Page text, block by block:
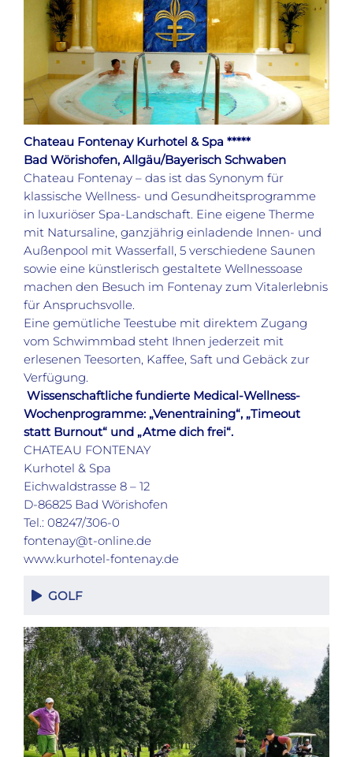
Chateau Fontenay Kurhotel & Spa *****
Bad Wörishofen, Allgäu/Bayerisch Schwaben
Chateau Fontenay – das ist das Synonym für
klassische Wellness- und Gesundheitsprogramme
in luxuriöser Spa-Landschaft. Eine eigene Therme
mit Natursaline, ganzjährig einladende Innen- und
Außenpool mit Wasserfall, 5 verschiedene Saunen
sowie eine künstlerisch gestaltete Wellnessoase
machen den Besuch im Fontenay zum Vitalerlebnis
für Anspruchsvolle.
Eine gemütliche Teestube mit direktem Zugang
vom Schwimmbad steht Ihnen jederzeit mit
erlesenen Teesorten, Kaffee, Saft und Gebäck zur
Verfügung.
Wissenschaftliche fundierte Medical-Wellness-
Wochenprogramme: „Venentraining“, „Timeout
statt Burnout“ und „Atme dich frei“.
CHATEAU FONTENAY
Kurhotel & Spa
Eichwaldstrasse 8 – 12
D-86825 Bad Wörishofen
Tel.: 08247/306-0
fontenay@t-online.de
www.kurhotel-fontenay.de
GOLF